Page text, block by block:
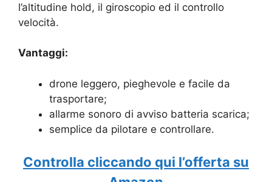
l’altitudine hold, il giroscopio ed il controllo
velocità.
Vantaggi:
drone leggero, pieghevole e facile da
trasportare;
allarme sonoro di avviso batteria scarica;
semplice da pilotare e controllare.
Controlla cliccando qui l’offerta su